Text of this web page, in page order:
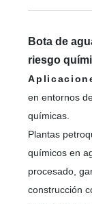
Bota de
riesgo
en entornos
químicas.
Plantas
químicos en
procesado,
construcción